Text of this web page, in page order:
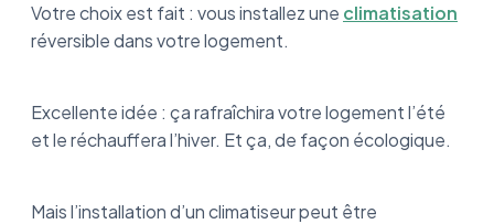
Votre choix est fait : vous installez une climatisation
réversible dans votre logement.
Excellente idée : ça rafraîchira votre logement l’été
et le réchauffera l’hiver. Et ça, de façon écologique.
Mais l’installation d’un climatiseur peut être
Les aides d’Etat pour installer votre
climatisation
Installer une climatisation réversible, le
résumé